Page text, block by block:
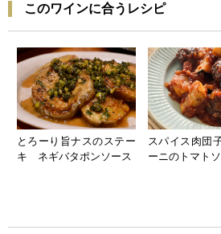
このワインに合うレシピ
とろーり旨ナスのステー
キ ネギバタポンソース
スパイス肉団
ーニのトマト